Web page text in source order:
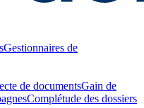
Gestionnaires de
de documentsGain de
Complétude des dossiers